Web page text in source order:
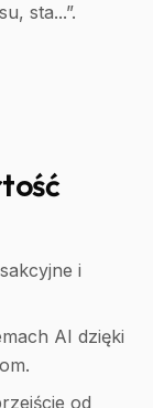
sta...”.
i
AI dzięki
od